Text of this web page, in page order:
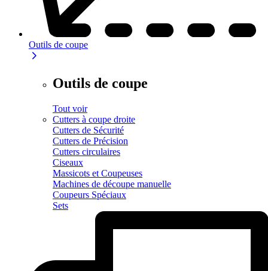
Outils de coupe
Outils de coupe
Tout voir
Cutters à coupe droite
Cutters de Sécurité
Cutters de Précision
Cutters circulaires
Ciseaux
Massicots et Coupeuses
Machines de découpe manuelle
Coupeurs Spéciaux
Sets